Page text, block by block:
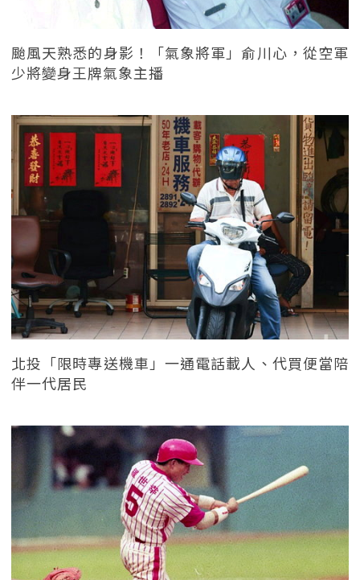
颱風天熟悉的身影！「氣象將軍」俞川心，從空軍
少將變身王牌氣象主播
北投「限時專送機車」一通電話載人、代買便當陪
伴一代居民